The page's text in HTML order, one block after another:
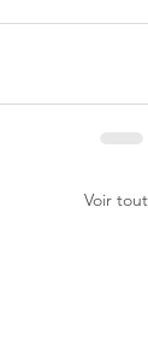
Voir tout